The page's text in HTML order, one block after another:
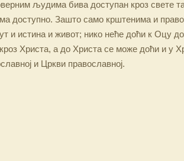
људима бива доступан кроз свете
доступно. Зашто само крштенима и
и истина и живот; нико неће доћи к Оцу
Христа, а до Христа се може доћи и у
и Цркви православној.